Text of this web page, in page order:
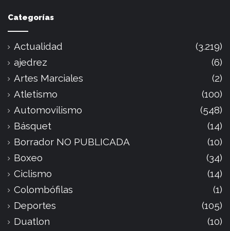
Categorías
Actualidad
(3.219)
ajedrez
(6)
Artes Marciales
(2)
Atletismo
(100)
Automovilismo
(548)
Básquet
(14)
Borrador NO PUBLICADA
(10)
Boxeo
(34)
Ciclismo
(14)
Colombófilas
(1)
Deportes
(105)
Duatlon
(10)